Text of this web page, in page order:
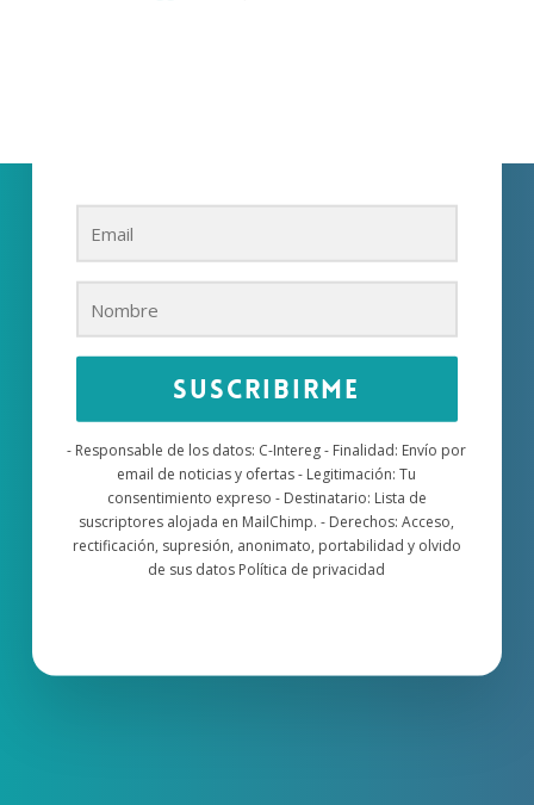
Suscribirme
- Responsable de los datos: C-Intereg - Finalidad: Envío por
email de noticias y ofertas - Legitimación: Tu
consentimiento expreso - Destinatario: Lista de
suscriptores alojada en MailChimp. - Derechos: Acceso,
rectificación, supresión, anonimato, portabilidad y olvido
de sus datos Política de privacidad